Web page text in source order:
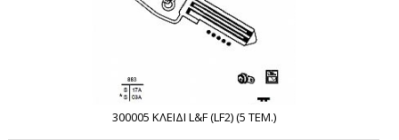
300005 ΚΛΕΙΔΙ L&F (LF2) (5 ΤΕΜ.)